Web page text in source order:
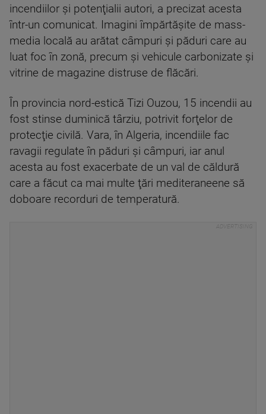
incendiilor şi potenţialii autori, a precizat acesta
într-un comunicat. Imagini împărtăşite de mass-
media locală au arătat câmpuri şi păduri care au
luat foc în zonă, precum şi vehicule carbonizate şi
vitrine de magazine distruse de flăcări.
În provincia nord-estică Tizi Ouzou, 15 incendii au
fost stinse duminică târziu, potrivit forţelor de
protecţie civilă. Vara, în Algeria, incendiile fac
ravagii regulate în păduri şi câmpuri, iar anul
acesta au fost exacerbate de un val de căldură
care a făcut ca mai multe ţări mediteraneene să
doboare recorduri de temperatură.